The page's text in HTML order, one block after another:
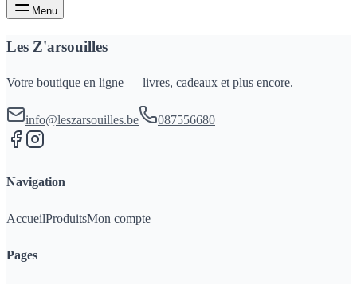
Menu
Les Z'arsouilles
Votre boutique en ligne — livres, cadeaux et plus encore.
info@leszarsouilles.be 087556680
Navigation
AccueilProduitsMon compte
Pages